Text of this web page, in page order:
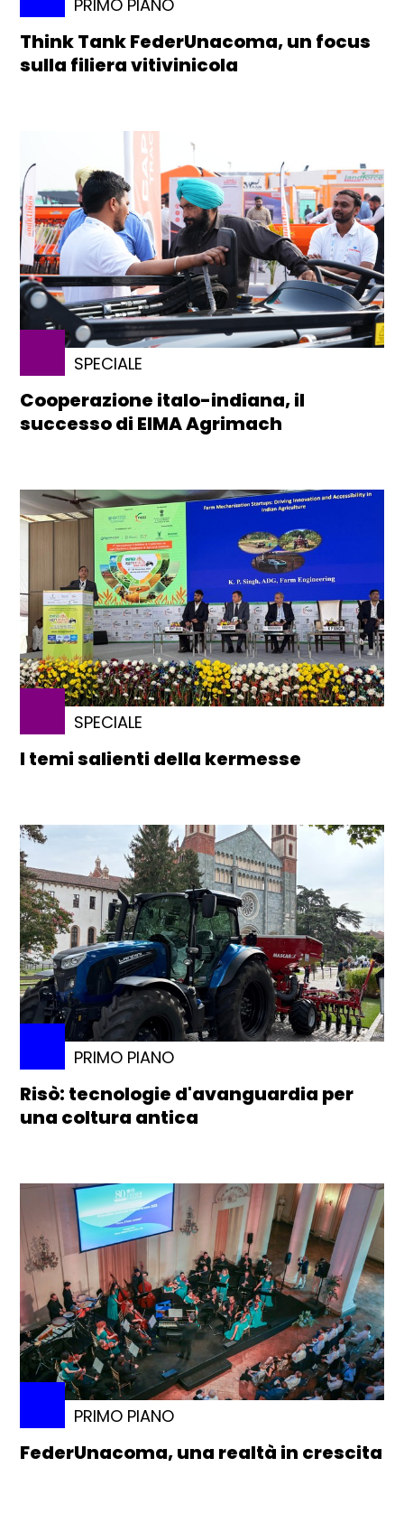
PRIMO PIANO
Think Tank FederUnacoma, un focus
sulla filiera vitivinicola
SPECIALE
Cooperazione italo-indiana, il
successo di EIMA Agrimach
SPECIALE
I temi salienti della kermesse
PRIMO PIANO
Risò: tecnologie d'avanguardia per
una coltura antica
PRIMO PIANO
FederUnacoma, una realtà in crescita